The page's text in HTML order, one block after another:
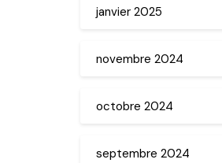
janvier 2025
novembre 2024
octobre 2024
septembre 2024